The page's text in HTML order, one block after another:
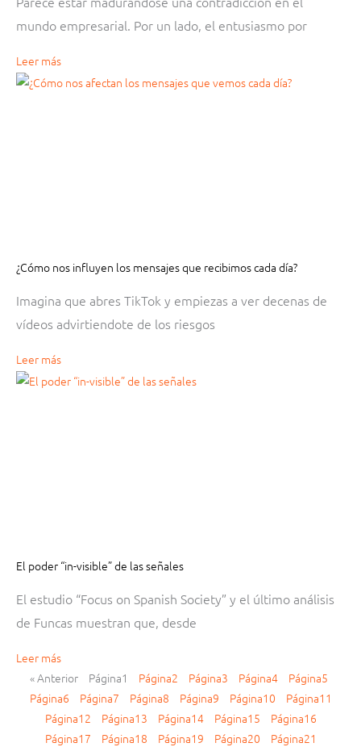
mundo empresarial. Por un lado, el entusiasmo por
Leer más
¿Cómo nos influyen los mensajes que recibimos cada día?
Imagina que abres TikTok y empiezas a ver decenas de
vídeos advirtiendote de los riesgos
Leer más
El poder “in-visible” de las señales
El estudio “Focus on Spanish Society” y el último análisis
de Funcas muestran que, desde
Leer más
« Anterior
Página1 Página2 Página3 Página4 Página5
Página6 Página7 Página8 Página9 Página10 Página11
Página12 Página13 Página14 Página15 Página16
Página17 Página18 Página19 Página20 Página21